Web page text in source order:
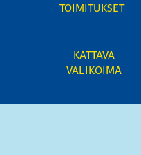
TOIMITUKSET
KATTAVA
VALIKOIMA